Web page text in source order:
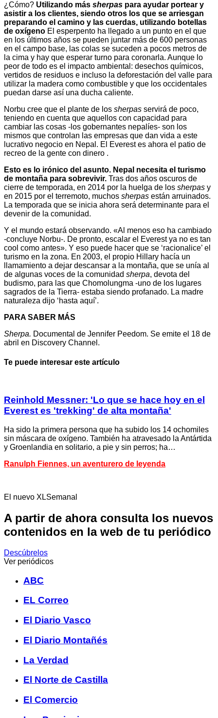
¿Cómo? Utilizando más sherpas para ayudar portear y
asistir a los clientes, siendo otros los que se arriesgan
preparando el camino y las cuerdas, utilizando botellas
de oxígeno El esperpento ha llegado a un punto en el que
en los últimos años se pueden juntar más de 600 personas
en el campo base, las colas se suceden a pocos metros de
la cima y hay que esperar turno para coronarla. Aunque lo
peor de todo es el impacto ambiental: desechos químicos,
vertidos de residuos e incluso la deforestación del valle para
utilizar la madera como combustible y que los occidentales
puedan darse así una ducha caliente.
Norbu cree que el plante de los sherpas servirá de poco,
teniendo en cuenta que aquellos con capacidad para
cambiar las cosas -los gobernantes nepalíes- son los
mismos que controlan las empresas que dan vida a este
lucrativo negocio en Nepal. El Everest es ahora el patio de
recreo de la gente con dinero .
Esto es lo irónico del asunto. Nepal necesita el turismo
de montaña para sobrevivir. Tras dos años oscuros de
cierre de temporada, en 2014 por la huelga de los sherpas y
en 2015 por el terremoto, muchos sherpas están arruinados.
La temporada que se inicia ahora será determinante para el
devenir de la comunidad.
Y el mundo estará observando. «Al menos eso ha cambiado
-concluye Norbu-. De pronto, escalar el Everest ya no es tan
cool como antes». Y eso puede hacer que se ‘racionalice’ el
turismo en la zona. En 2003, el propio Hillary hacía un
llamamiento a dejar descansar a la montaña, que se unía al
de algunas voces de la comunidad sherpa, devota del
budismo, para las que Chomolungma -uno de los lugares
sagrados de la Tierra- estaba siendo profanado. La madre
naturaleza dijo ‘hasta aquí’.
PARA SABER MÁS
Sherpa. Documental de Jennifer Peedom. Se emite el 18 de
abril en Discovery Channel.
Te puede interesar este artículo
Reinhold Messner: 'Lo que se hace hoy en el
Everest es 'trekking' de alta montaña'
Ha sido la primera persona que ha subido los 14 ochomiles
sin máscara de oxígeno. También ha atravesado la Antártida
y Groenlandia en solitario, a pie y sin perros; ha…
Ranulph Fiennes, un aventurero de leyenda
El nuevo XLSemanal
A partir de ahora consulta los nuevos
contenidos en la web de tu periódico
Descúbrelos
Ver periódicos
ABC
EL Correo
El Diario Vasco
El Diario Montañés
La Verdad
El Norte de Castilla
El Comercio